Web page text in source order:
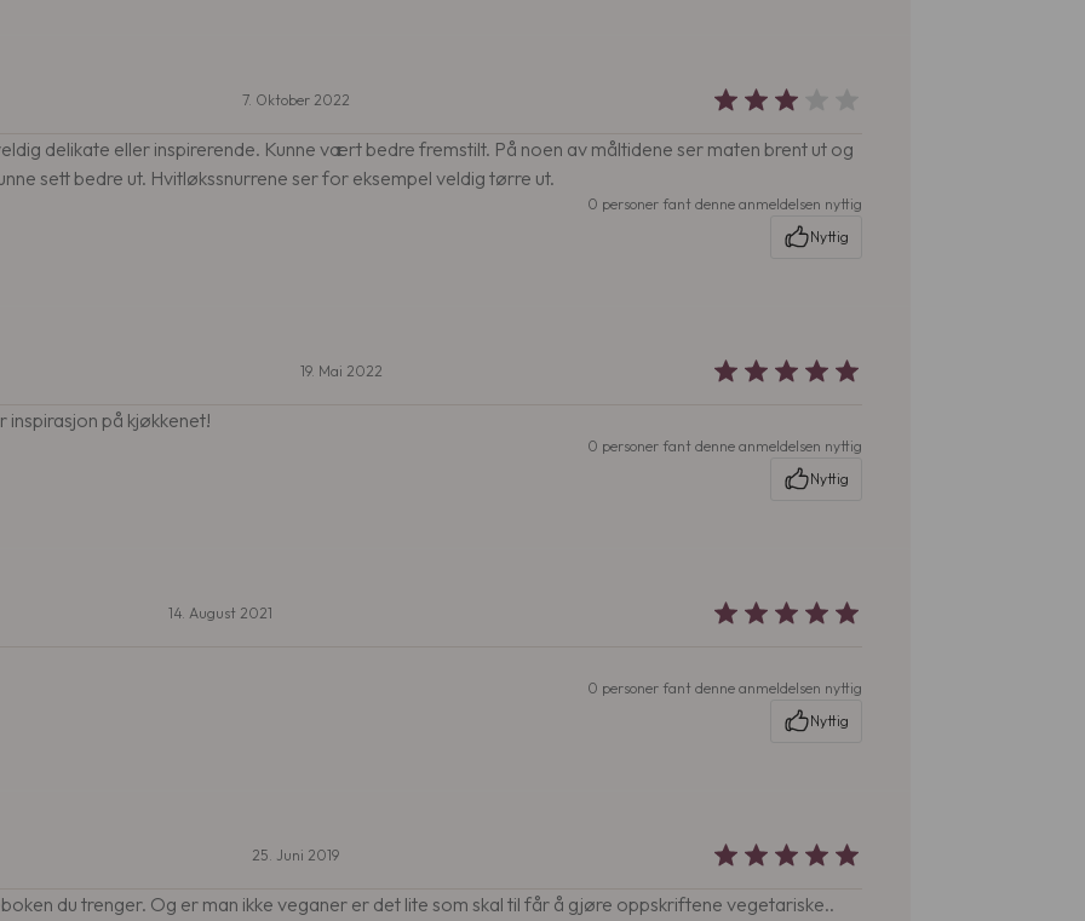
7. Oktober 2022
delikate eller inspirerende. Kunne vært bedre fremstilt. På noen av måltidene ser maten brent ut og
sett bedre ut. Hvitløkssnurrene ser for eksempel veldig tørre ut.
0 personer fant denne anmeldelsen nyttig
Nyttig
19. Mai 2022
inspirasjon på kjøkkenet!
0 personer fant denne anmeldelsen nyttig
Nyttig
14. August 2021
0 personer fant denne anmeldelsen nyttig
Nyttig
25. Juni 2019
du trenger. Og er man ikke veganer er det lite som skal til får å gjøre oppskriftene vegetariske..